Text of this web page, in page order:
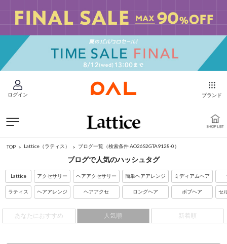
ログイン ブランド
TOP Lattice（ラティス） ブログ一覧 （検索条件 AO26S2GTA9128-0）
ブログで人気のハッシュタグ
Lattice
ラティス
アクセサリー
ヘアアレンジ
ヘアアクセサリー
ヘアアクセ
簡単ヘアアレンジ
ロングヘア
ミディアムヘア
ボブヘア セ
あなたにおすすめ 人気順 新着順